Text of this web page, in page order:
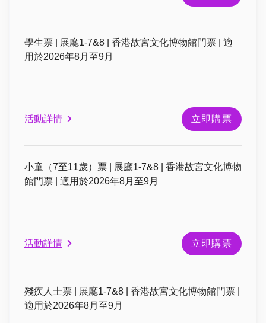
學生票 | 展廳1-7&8 | 香港故宮文化博物館門票 | 適
用於2026年8月至9月
活動詳情 立即購票
小童（7至11歲）票 | 展廳1-7&8 | 香港故宮文化博物
館門票 | 適用於2026年8月至9月
活動詳情 立即購票
殘疾人士票 | 展廳1-7&8 | 香港故宮文化博物館門票 |
適用於2026年8月至9月